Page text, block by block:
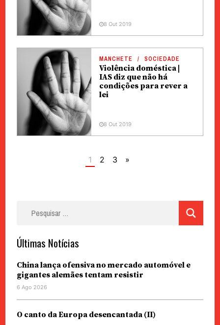
8 Out 2019
MANCHETE SOCIEDADE
Violência doméstica |
IAS diz que não há
condições para rever a
lei
8 Out 2019
1 2 3 »
Últimas Notícias
China lança ofensiva no mercado automóvel e
gigantes alemães tentam resistir
6 Ago 2026
O canto da Europa desencantada (II)